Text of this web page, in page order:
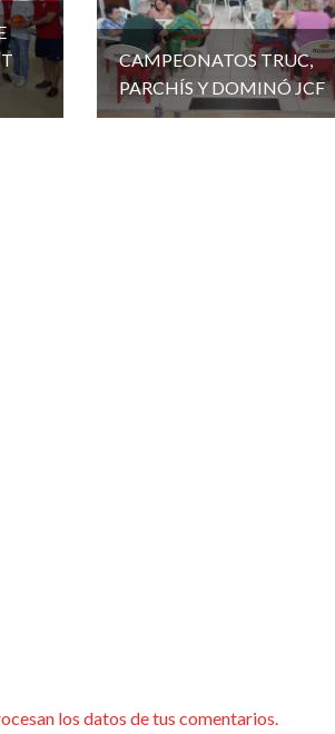
CAMPEONATOS TRUC,
PARCHÍS Y DOMINÓ JCF
los datos de tus comentarios.